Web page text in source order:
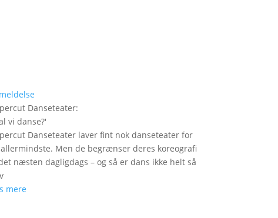
Danseteater:
vi danse?'
Danseteater laver fint nok danseteater for
Men de begrænser deres koreografi
næsten dagligdags – og så er dans ikke helt så
mere